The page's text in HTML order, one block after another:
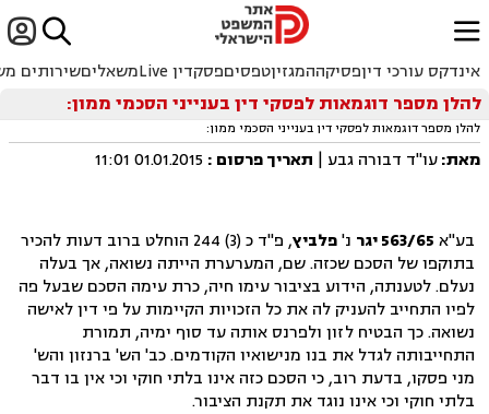

ﱐ
אינדקס עורכי דיןפסיקההמגזיןטפסיםפסקדין Live משאליםשירותים
להלן מספר דוגמאות לפסקי דין בענייני הסכמי ממון:
להלן מספר דוגמאות לפסקי דין בענייני הסכמי ממון:
מאת:עו"ד דבורה גבע | תאריך פרסום :
01.01.2015 11:01
בע"א 563/65 יגר נ'פלביץ
, פ"ד כ (3) 244 הוחלט ברוב דעות להכיר
בתוקפו של הסכם שכזה. שם, המערערת הייתה נשואה, אך בעלה
נעלם. לטענתה, הידוע בציבור עימו חיה, כרת עימה הסכם שבעל פה
לפיו התחייב להעניק לה את כל הזכויות הקיימות על פי דין לאישה
נשואה. כך הבטיח לזון ולפרנס אותה עד סוף ימיה, תמורת
התחייבותה לגדל את בנו מנישואיו הקודמים. כב' הש' ברנזון והש'
מני פסקו, בדעת רוב, כי הסכם כזה אינו בלתי חוקי וכי אין בו דבר
בלתי חוקי וכי אינו נוגד את תקנת הציבור.